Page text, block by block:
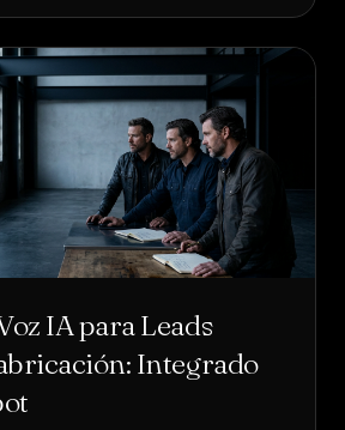
IA para Leads
Integrado